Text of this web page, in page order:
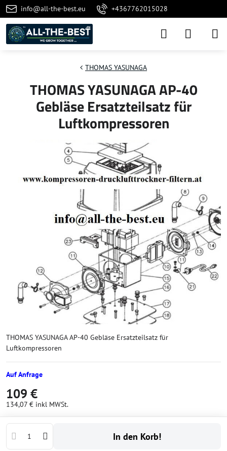
info@all-the-best.eu +4367762015028
THOMAS YASUNAGA
THOMAS YASUNAGA AP-40
Gebläse Ersatzteilsatz für
Luftkompressoren
THOMAS YASUNAGA AP-40 Gebläse Ersatzteilsatz für
Luftkompressoren
Auf Anfrage
109 €
134,07 € inkl MWSt.
In den Korb!